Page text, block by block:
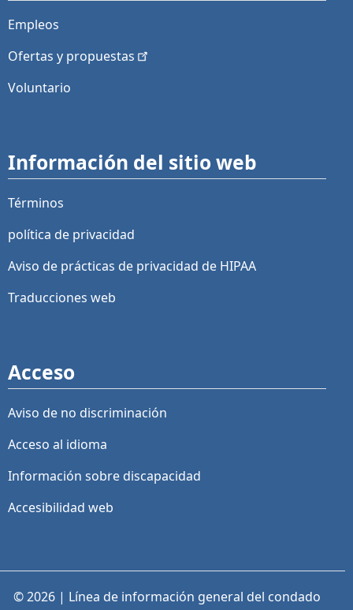
Empleos
Ofertas y propuestas
Voluntario
Información del sitio web
Términos
política de privacidad
Aviso de prácticas de privacidad de HIPAA
Traducciones web
Acceso
Aviso de no discriminación
Acceso al idioma
Información sobre discapacidad
Accesibilidad web
© 2026 | Línea de información general del condado